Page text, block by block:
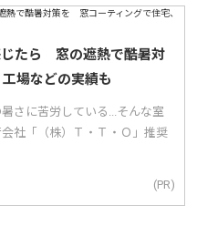
じたら 窓の遮熱で酷暑対
場などの実績も
さに苦労している...そんな室
社「（株）Ｔ・Ｔ・Ｏ」推奨
(PR)